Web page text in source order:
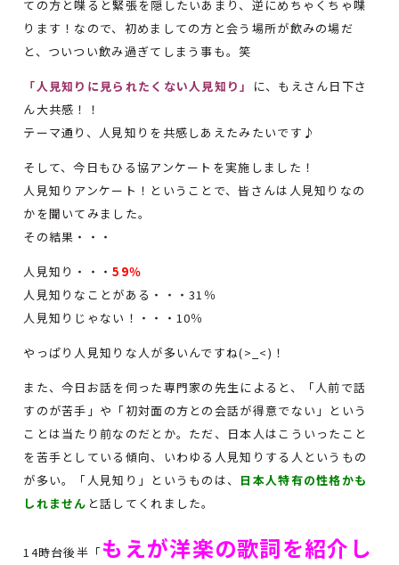
ての方と喋ると緊張を隠したいあまり、逆にめちゃくちゃ喋
ります！なので、初めましての方と会う場所が飲みの場だ
と、ついつい飲み過ぎてしまう事も。笑
「人見知りに見られたくない人見知り」
に、もえさん日下さ
ん大共感！！
テーマ通り、人見知りを共感しあえたみたいです♪
そして、今日もひる協アンケートを実施しました！
人見知りアンケート！ということで、皆さんは人見知りなの
かを聞いてみました。
その結果・・・
人見知り・・・59％
人見知りなことがある・・・31％
人見知りじゃない！・・・10％
やっぱり人見知りな人が多いんですね(>_<)！
また、今日お話を伺った専門家の先生によると、「人前で話
すのが苦手」や「初対面の方との会話が得意でない」という
ことは当たり前なのだとか。ただ、日本人はこういったこと
を苦手としている傾向、いわゆる人見知りする人というもの
が多い。「人見知り」というものは、 日本人特有の性格かも
しれません と話してくれました。
14時台後半「もえが洋楽の歌詞を紹介し